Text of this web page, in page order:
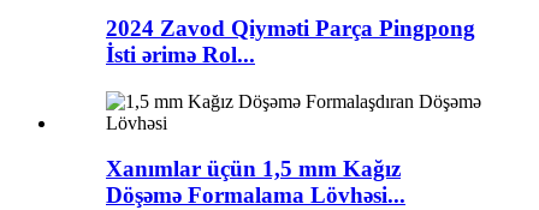
2024 Zavod Qiyməti Parça Pingpong
İsti ərimə Rol...
Xanımlar üçün 1,5 mm Kağız
Döşəmə Formalama Lövhəsi...